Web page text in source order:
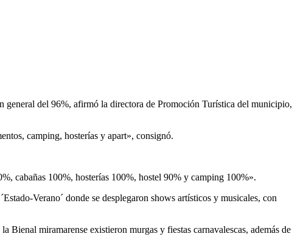
general del 96%, afirmó la directora de Promoción Turística del municipio,
camping, hosterías y apart», consignó.
cabañas 100%, hosterías 100%, hostel 90% y camping 100%».
Verano´ donde se desplegaron shows artísticos y musicales, con
Bienal miramarense existieron murgas y fiestas carnavalescas, además de